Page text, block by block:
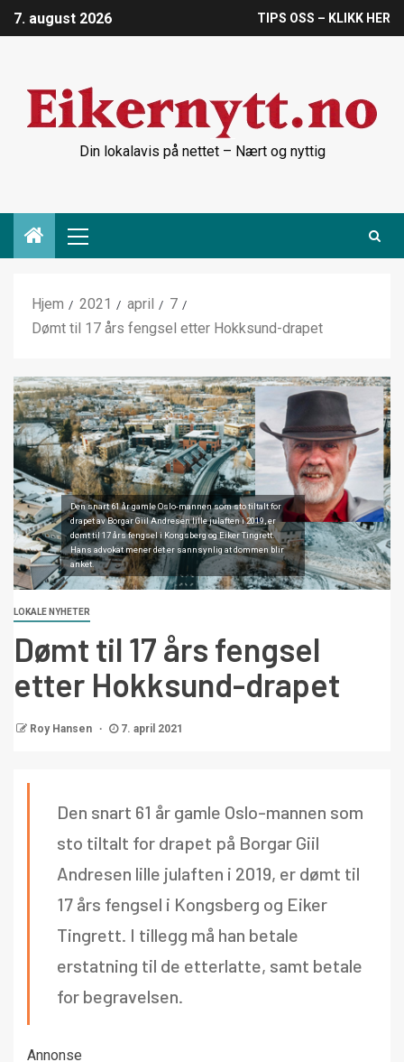
7. august 2026 TIPS OSS – KLIKK HER
Din lokalavis på nettet – Nært og nyttig
Hjem 2021 april
7
Dømt til 17 års fengsel etter Hokksund-drapet
Den snart 61 år gamle Oslo-mannen som sto tiltalt for
drapet av Borgar Giil Andresen lille julaften i 2019, er
dømt til 17 års fengsel i Kongsberg og Eiker Tingrett.
Hans advokat mener det er sannsynlig at dommen blir
anket.
LOKALE NYHETER
Dømt til 17 års fengsel
etter Hokksund-drapet
Roy Hansen 7. april 2021
Den snart 61 år gamle Oslo-mannen som
sto tiltalt for drapet på Borgar Giil
Andresen lille julaften i 2019, er dømt til
17 års fengsel i Kongsberg og Eiker
Tingrett. I tillegg må han betale
erstatning til de etterlatte, samt betale
for begravelsen.
Annonse